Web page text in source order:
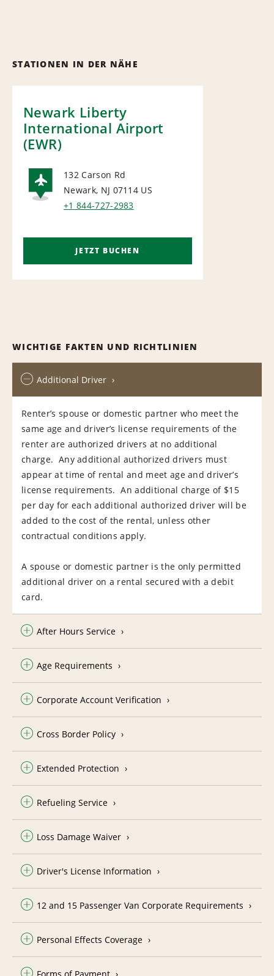
STATIONEN IN DER NÄHE
Newark Liberty
International Airport
(EWR)
AIRPORT
132 Carson Rd
Newark, NJ 07114 US
+1 844-727-2983
JETZT BUCHEN
WICHTIGE FAKTEN UND RICHTLINIEN
Additional Driver
Renter’s spouse or domestic partner who meet the
same age and driver’s license requirements of the
renter are authorized drivers at no additional
charge. Any additional authorized drivers must
appear at time of rental and meet age and driver’s
license requirements. An additional charge of $15
per day for each additional authorized driver will be
added to the cost of the rental, unless other
contractual conditions apply.
A spouse or domestic partner is the only permitted
additional driver on a rental secured with a debit
card.
After Hours Service
Age Requirements
Corporate Account Verification
Cross Border Policy
Extended Protection
Refueling Service
Loss Damage Waiver
Driver's License Information
12 and 15 Passenger Van Corporate Requirements
Personal Effects Coverage
Forms of Payment